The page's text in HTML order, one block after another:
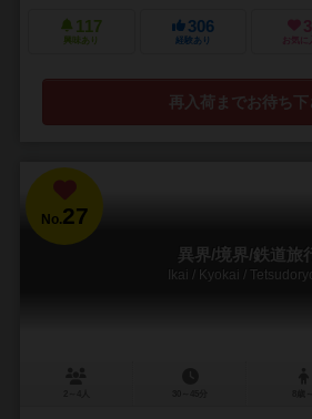
117
興味あり
306
経験あり お気に
再入荷までお待ち下
No.27
異界/境界/鉄道旅
Ikai / Kyokai /